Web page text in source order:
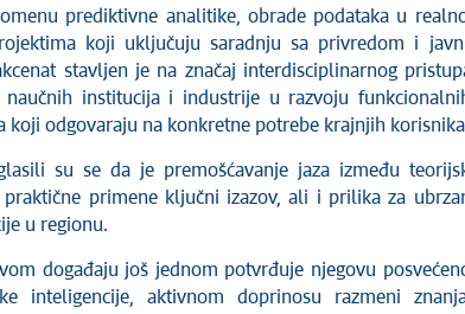
prediktivne analitike, obrade podataka u
koji uključuju saradnju sa privredom i
stavljen je na značaj interdisciplinarnog
naučnih institucija i industrije u razvoju
koji odgovaraju na konkretne potrebe krajnjih
su se da je premošćavanje jaza između
primene ključni izazov, ali i prilika za
u regionu.
događaju još jednom potvrđuje njegovu
inteligencije, aktivnom doprinosu razmeni